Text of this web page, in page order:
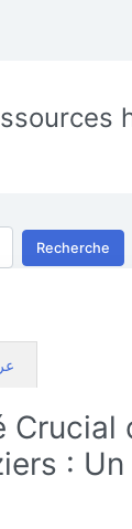
Recherche
Crucial
: Un